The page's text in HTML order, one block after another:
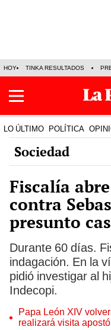
HOY TINKA RESULTADOS
LO ÚLTIMO POLÍTICA
Sociedad
Fiscalía
contra
presunto
Durante 60 días.
indagación. En la
pidió investigar al
Indecopi.
Papa León XIV
realizará visita